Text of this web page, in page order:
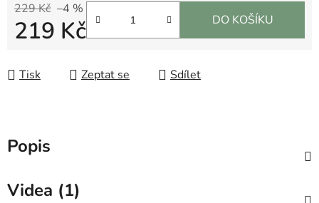
229 Kč –4 %
219 Kč DO KOŠÍKU
Tisk Zeptat se Sdílet
Popis
Videa (1)